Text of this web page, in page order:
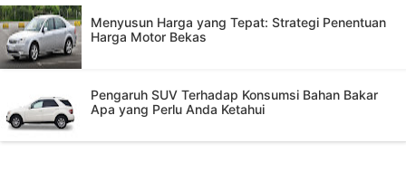
Menyusun Harga yang Tepat: Strategi Penentuan
Harga Motor Bekas
Pengaruh SUV Terhadap Konsumsi Bahan Bakar
Apa yang Perlu Anda Ketahui